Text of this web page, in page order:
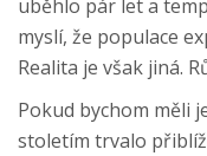
uběhlo pár let a
myslí, že populace
Realita je však jiná.
Pokud bychom měli
stoletím trvalo